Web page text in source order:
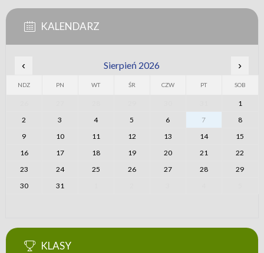
KALENDARZ
‹ Sierpień 2026 ›
NDZ PN WT ŚR CZW PT SOB
1
2
3 4 5 6 7
8
9
10 11 12 13 14
15
16
17 18 19 20 21
22
23
24 25 26 27 28
29
30
31
KLASY